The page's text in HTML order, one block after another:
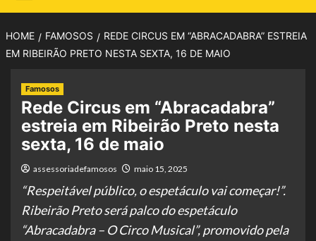
HOME FAMOSOS
REDE CIRCUS EM “ABRACADABRA” ESTREIA
EM RIBEIRÃO PRETO NESTA SEXTA, 16 DE MAIO
Famosos
Rede Circus em “Abracadabra”
estreia em Ribeirão Preto nesta
sexta, 16 de maio
assessoriadefamosos maio 15, 2025
“Respeitável público, o espetáculo vai começar!”.
Ribeirão Preto será palco do espetáculo
“Abracadabra – O Circo Musical”, promovido pela